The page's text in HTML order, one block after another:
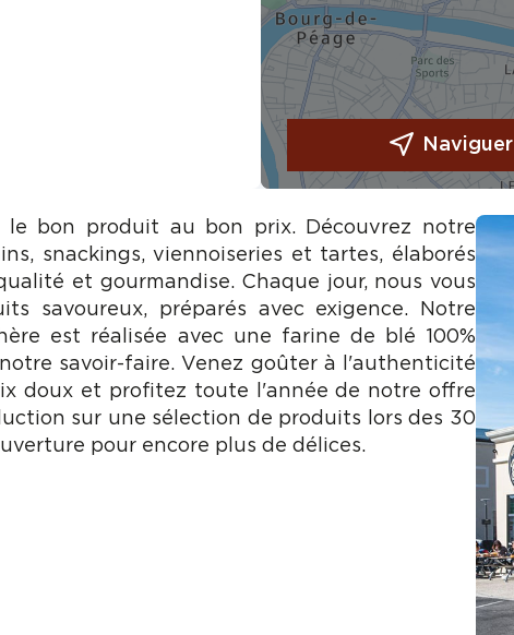
Naviguer
le bon produit au bon prix. Découvrez notre
snackings, viennoiseries et tartes, élaborés
et gourmandise. Chaque jour, nous vous
savoureux, préparés avec exigence. Notre
est réalisée avec une farine de blé 100%
savoir-faire. Venez goûter à l'authenticité
doux et profitez toute l'année de notre offre
sur une sélection de produits lors des 30
pour encore plus de délices.